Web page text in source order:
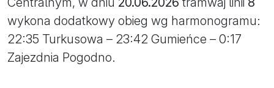
wykona dodatkowy obieg wg harmonogramu:
22:35 Turkusowa – 23:42 Gumieńce – 0:17
Zajezdnia Pogodno.